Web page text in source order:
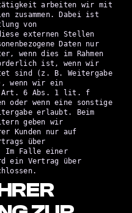
arbeiten wir mit
zusammen. Dabei ist
von
externen Stellen
Daten nur
wenn dies im Rahmen
ist, wenn wir
sind (z. B. Weitergabe
wenn wir ein
Art. 6 Abs. 1 lit. f
oder wenn eine sonstige
erlaubt. Beim
geben wir
Kunden nur auf
über
Im Falle einer
ein Vertrag über